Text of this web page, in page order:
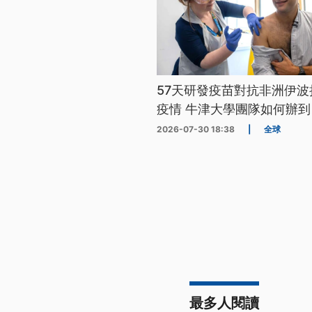
57天研發疫苗對抗非洲伊
疫情 牛津大學團隊如何辦
2026-07-30 18:38 全球
最多人閱讀